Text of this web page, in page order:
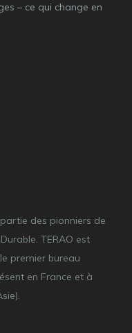
– ce qui change en
des pionniers de
TERAO est
premier bureau
en France et à